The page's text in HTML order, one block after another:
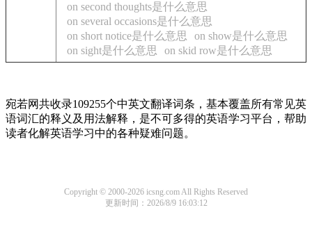
on second thoughts是什么意思
on several occasions是什么意思
on short notice是什么意思
on show是什么意思
on sight是什么意思
on skid row是什么意思
宛若网共收录109255个中英文翻译词条，基本覆盖所有常见英
语词汇的释义及用法解释，是不可多得的英语学习平台，帮助
读者化解英语学习中的各种疑难问题。
Copyright © 2000-2026 icsng.com All Rights Reserved
更新时间：2026/8/9 16:03:12